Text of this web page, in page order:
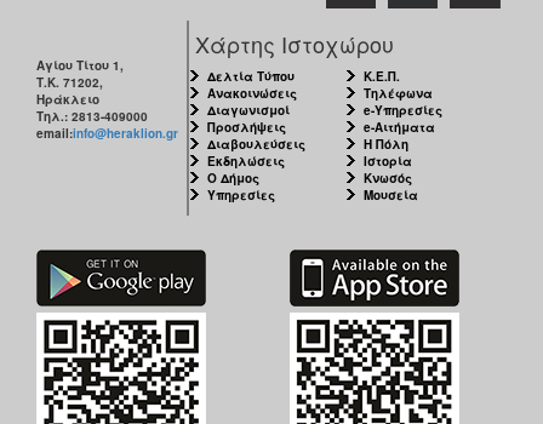
Αγίου Τίτου 1,
Τ.Κ. 71202,
Ηράκλειο
Τηλ.: 2813-409000
email:info@heraklion.gr
Χάρτης Ιστοχώρου
Δελτία Τύπου
Ανακοινώσεις
Διαγωνισμοί
Προσλήψεις
Διαβουλεύσεις
Εκδηλώσεις
Ο Δήμος
Υπηρεσίες
Κ.Ε.Π.
Τηλέφωνα
e-Υπηρεσίες
e-Αιτήματα
Η Πόλη
Ιστορία
Κνωσός
Μουσεία